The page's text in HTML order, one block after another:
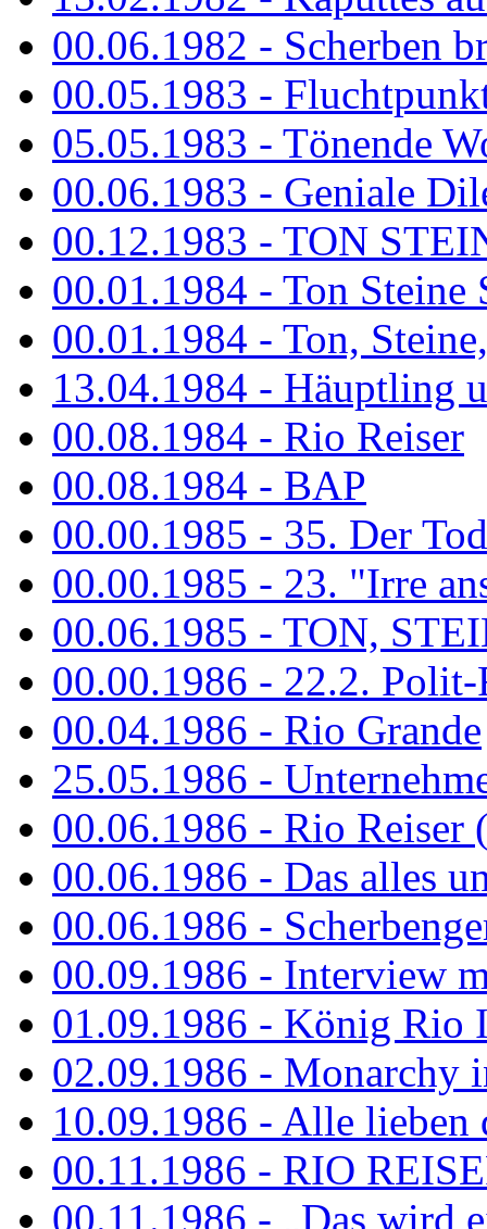
00.06.1982 - Scherben
00.05.1983 -
05.05.1983 - Tönende
00.06.1983 - Geniale
00.12.1983 - TON
00.01.1984 - Ton Steine
00.01.1984 - Ton,
13.04.1984 - Häuptling
00.08.1984 - Rio Reiser
00.08.1984 - BAP
00.00.1985 - 35. Der
00.00.1985 - 23. "Irre
00.06.1985 - TON,
00.00.1986 - 22.2.
00.04.1986 - Rio Grande
25.05.1986 -
00.06.1986 - Rio Reiser
00.06.1986 - Das alles
00.06.1986 -
00.09.1986 - Interview
01.09.1986 - König Rio
02.09.1986 - Monarchy
10.09.1986 - Alle lieben
00.11.1986 - RIO
00.11.1986 - „Das wird